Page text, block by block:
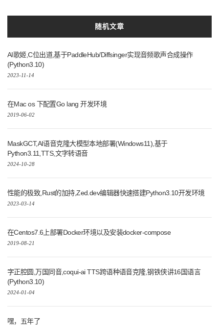
随机文章
AI歌姬,C位出道,基于PaddleHub/Diffsinger实现音频歌声合成操作
(Python3.10)
2023-11-14
在Mac os 下配置Go lang 开发环境
2019-06-02
MaskGCT,AI语音克隆大模型本地部署(Windows11),基于
Python3.11,TTS,文字转语音
2024-10-28
性能的极致,Rust的加持,Zed.dev编辑器快速搭建Python3.10开发环境
2023-03-14
在Centos7.6上部署Docker环境以及安装docker-compose
2019-08-21
字正腔圆,万国同音,coqui-ai TTS跨语种语音克隆,钢铁侠讲16国语言
(Python3.10)
2024-01-04
嘿，五年了